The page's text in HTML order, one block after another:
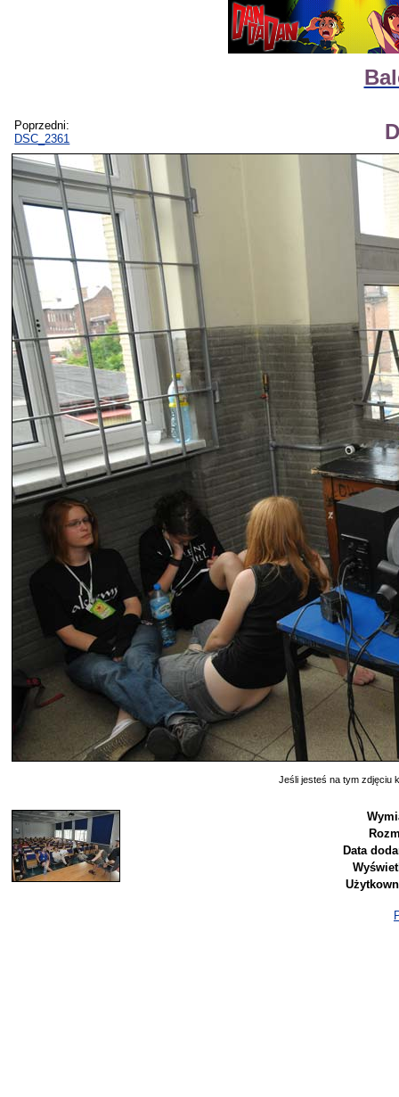
Poprzedni:
DSC_2361
Jeśli jesteś na tym zdjęciu
Data